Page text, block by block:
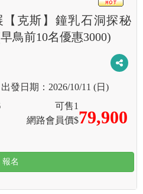
【克斯】鐘乳石洞探秘
鳥前10名優惠3000)
2026/10/11 (日)
網路會員價$79,900
可售1
報名